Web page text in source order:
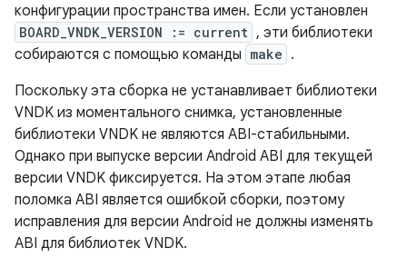
конфигурации пространства имен. Если установлен
BOARD_VNDK_VERSION := current , эти библиотеки
собираются с помощью команды make .
Поскольку эта сборка не устанавливает библиотеки
VNDK из моментального снимка, установленные
библиотеки VNDK не являются ABI-стабильными.
Однако при выпуске версии Android ABI для текущей
версии VNDK фиксируется. На этом этапе любая
поломка ABI является ошибкой сборки, поэтому
исправления для версии Android не должны изменять
ABI для библиотек VNDK.